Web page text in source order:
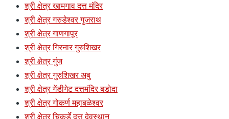
श्री क्षेत्र खामगाव दत्त मंदिर
श्री क्षेत्र गरुडेश्वर गुजराथ
श्री क्षेत्र गाणगापूर
श्री क्षेत्र गिरनार गुरुशिखर
श्री क्षेत्र गुंज
श्री क्षेत्र गुरुशिखर अबु
श्री क्षेत्र गेंडीगेट दत्तमंदिर बडोदा
श्री क्षेत्र गोकर्ण महाबळेश्वर
श्री क्षेत्र चिकुर्डे दत्त देवस्थान